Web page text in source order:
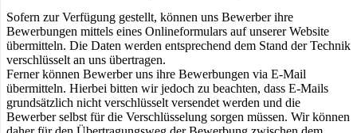
Sofern zur Verfügung gestellt, können uns Bewerber ihre
Bewerbungen mittels eines Onlineformulars auf unserer Website
übermitteln. Die Daten werden entsprechend dem Stand der Technik
verschlüsselt an uns übertragen.
Ferner können Bewerber uns ihre Bewerbungen via E-Mail
übermitteln. Hierbei bitten wir jedoch zu beachten, dass E-Mails
grundsätzlich nicht verschlüsselt versendet werden und die
Bewerber selbst für die Verschlüsselung sorgen müssen. Wir können